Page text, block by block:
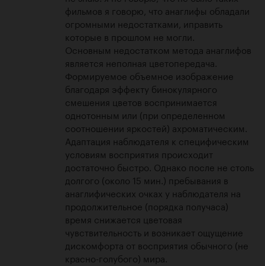
фильмов я говорю, что анаглифы обладали
огромными недостатками, иправить
которые в прошлом не могли.
Основным недостатком метода анаглифов
является неполная цветопередача.
Формируемое объемное изображение
благодаря эффекту бинокулярного
смешения цветов воспринимается
однотонным или (при определенном
соотношении яркостей) ахроматическим.
Адаптация наблюдателя к специфическим
условиям восприятия происходит
достаточно быстро. Однако после не столь
долгого (около 15 мин.) пребывания в
анаглифических очках у наблюдателя на
продолжительное (порядка получаса)
время снижается цветовая
чувствительность и возникает ощущение
дискомфорта от восприятия обычного (не
красно-голубого) мира.